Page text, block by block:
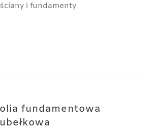
i fundamenty
fundamentowa